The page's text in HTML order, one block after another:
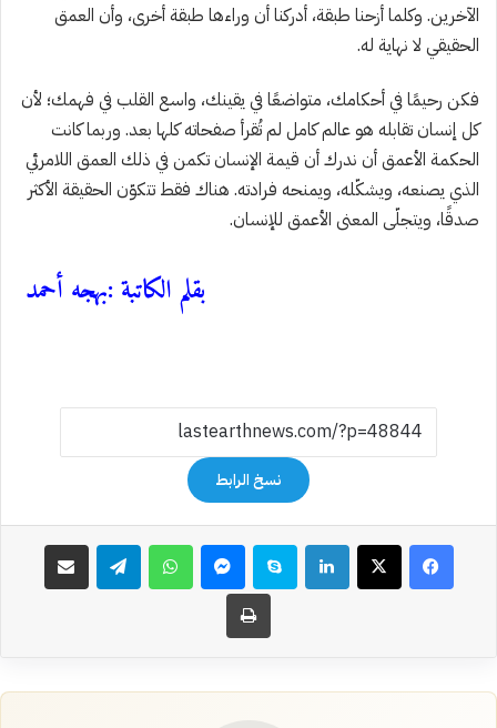
الآخرين. وكلما أزحنا طبقة، أدركنا أن وراءها طبقة أخرى، وأن العمق
الحقيقي لا نهاية له.
فكن رحيمًا في أحكامك، متواضعًا في يقينك، واسع القلب في فهمك؛ لأن
كل إنسان تقابله هو عالم كامل لم تُقرأ صفحاته كلها بعد. وربما كانت
الحكمة الأعمق أن ندرك أن قيمة الإنسان تكمن في ذلك العمق اللامرئي
الذي يصنعه، ويشكّله، ويمنحه فرادته. هناك فقط تتكوّن الحقيقة الأكثر
صدقًا، ويتجلّى المعنى الأعمق للإنسان.
بقلم الكاتبة :بهجه أحمد
نسخ الرابط
فيسبوك‫X لينكدإن سكايب ماسنجر واتساب تيلقرام مشاركة عبر البريد
طباعة